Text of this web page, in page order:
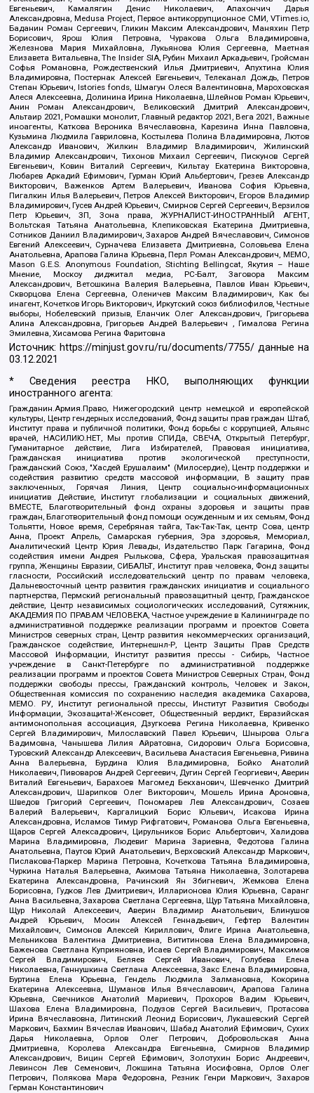
Евгеньевич, Камалягин Денис Николаевич, Апахончич Дарья
Александровна, Medusa Project, Первое антикоррупционное СМИ, VTimes.io,
Баданин Роман Сергеевич, Гликин Максим Александрович, Маняхин Петр
Борисович, Ярош Юлия Петровна, Чуракова Ольга Владимировна,
Железнова Мария Михайловна, Лукьянова Юлия Сергеевна, Маетная
Елизавета Витальевна, The Insider SIA, Рубин Михаил Аркадьевич, Гройсман
Софья Романовна, Рождественский Илья Дмитриевич, Апухтина Юлия
Владимировна, Постернак Алексей Евгеньевич, Телеканал Дождь, Петров
Степан Юрьевич, Istories fonds, Шмагун Олеся Валентиновна, Мароховская
Алеся Алексеевна, Долинина Ирина Николаевна, Шлейнов Роман Юрьевич,
Анин Роман Александрович, Великовский Дмитрий Александрович,
Альтаир 2021, Ромашки монолит, Главный редактор 2021, Вега 2021, Важные
иноагенты, Каткова Вероника Вячеславовна, Карезина Инна Павловна,
Кузьмина Людмила Гавриловна, Костылева Полина Владимировна, Лютов
Александр Иванович, Жилкин Владимир Владимирович, Жилинский
Владимир Александрович, Тихонов Михаил Сергеевич, Пискунов Сергей
Евгеньевич, Ковин Виталий Сергеевич, Кильтау Екатерина Викторовна,
Любарев Аркадий Ефимович, Гурман Юрий Альбертович, Грезев Александр
Викторович, Важенков Артем Валерьевич, Иванова София Юрьевна,
Пигалкин Илья Валерьевич, Петров Алексей Викторович, Егоров Владимир
Владимирович, Гусев Андрей Юрьевич, Смирнов Сергей Сергеевич, Верзилов
Петр Юрьевич, ЗП, Зона права, ЖУРНАЛИСТ-ИНОСТРАННЫЙ АГЕНТ,
Вольтская Татьяна Анатольевна, Клепиковская Екатерина Дмитриевна,
Сотников Даниил Владимирович, Захаров Андрей Вячеславович, Симонов
Евгений Алексеевич, Сурначева Елизавета Дмитриевна, Соловьева Елена
Анатольевна, Арапова Галина Юрьевна, Перл Роман Александрович, МЕМО,
Mason G.E.S. Anonymous Foundation, Stichting Bellingcat, Якутия – Наше
Мнение, Москоу диджитал медиа, РС-Балт, Заговора Максим
Александрович, Ветошкина Валерия Валерьевна, Павлов Иван Юрьевич,
Скворцова Елена Сергеевна, Оленичев Максим Владимирович, Как бы
инагент, Кочетков Игорь Викторович, Иркутский союз библиофилов, Честные
выборы, Нобелевский призыв, Еланчик Олег Александрович, Григорьева
Алина Александровна, Григорьев Андрей Валерьевич , Гималова Регина
Эмилевна, Хисамова Регина Фаритовна
Источник: https://minjust.gov.ru/ru/documents/7755/ данные на
03.12.2021
* Сведения реестра НКО, выполняющих функции
иностранного агента:
Гражданин.Армия.Право, Нижегородский центр немецкой и европейской
культуры, Центр гендерных исследований, Фонд защиты прав граждан Штаб,
Институт права и публичной политики, Фонд борьбы с коррупцией, Альянс
врачей, НАСИЛИЮ.НЕТ, Мы против СПИДа, СВЕЧА, Открытый Петербург,
Гуманитарное действие, Лига Избирателей, Правовая инициатива,
Гражданская инициатива против экологической преступности,
Гражданский Союз, "Хасдей Ерушалаим" (Милосердие), Центр поддержки и
содействия развитию средств массовой информации, В защиту прав
заключенных, Горячая Линия, Центр социально-информационных
инициатив Действие, Институт глобализации и социальных движений,
ВМЕСТЕ, Благотворительный фонд охраны здоровья и защиты прав
граждан, Благотворительный фонд помощи осужденным и их семьям, Фонд
Тольятти, Новое время, Серебряная тайга, Так-Так-Так, центр Сова, центр
Анна, Проект Апрель, Самарская губерния, Эра здоровья, Мемориал,
Аналитический Центр Юрия Левады, Издательство Парк Гагарина, Фонд
содействия имени Андрея Рылькова, Сфера, Уральская правозащитная
группа, Женщины Евразии, СИБАЛЬТ, Институт прав человека, Фонд защиты
гласности, Российский исследовательский центр по правам человека,
Дальневосточный центр развития гражданских инициатив и социального
партнерства, Пермский региональный правозащитный центр, Гражданское
действие, Центр независимых социологических исследований, Сутяжник,
АКАДЕМИЯ ПО ПРАВАМ ЧЕЛОВЕКА, Частное учреждение в Калининграде по
административной поддержке реализации программ и проектов Совета
Министров северных стран, Центр развития некоммерческих организаций,
Гражданское содействие, Интернешнл-Р, Центр Защиты Прав Средств
Массовой Информации, Институт развития прессы - Сибирь, Частное
учреждение в Санкт-Петербурге по административной поддержке
реализации программ и проектов Совета Министров Северных Стран, Фонд
поддержки свободы прессы, Гражданский контроль, Человек и Закон,
Общественная комиссия по сохранению наследия академика Сахарова,
МЕМО. РУ, Институт региональной прессы, Институт Развития Свободы
Информации, Экозащита!-Женсовет, Общественный вердикт, Евразийская
антимонопольная ассоциация, Дзугкоева Регина Николаевна, Кривенко
Сергей Владимирович, Милославский Павел Юрьевич, Шнырова Ольга
Вадимовна, Чанышева Лилия Айратовна, Сидорович Ольга Борисовна,
Туровский Александр Алексеевич, Васильева Анастасия Евгеньевна, Ривина
Анна Валерьевна, Бурдина Юлия Владимировна, Бойко Анатолий
Николаевич, Пивоваров Андрей Сергеевич, Дугин Сергей Георгиевич, Аверин
Виталий Евгеньевич, Барахоев Магомед Бекханович, Шевченко Дмитрий
Александрович, Шарипков Олег Викторович, Мошель Ирина Ароновна,
Шведов Григорий Сергеевич, Пономарев Лев Александрович, Созаев
Валерий Валерьевич, Каргалицкий Борис Юльевич, Исакова Ирина
Александровна, Исламов Тимур Рифгатович, Романова Ольга Евгеньевна,
Щаров Сергей Алексадрович, Цирульников Борис Альбертович, Халидова
Марина Владимировна, Людевиг Марина Зариевна, Федотова Галина
Анатольевна, Паутов Юрий Анатольевич, Верховский Александр Маркович,
Пислакова-Паркер Марина Петровна, Кочеткова Татьяна Владимировна,
Чуркина Наталья Валерьевна, Акимова Татьяна Николаевна, Золотарева
Екатерина Александровна, Рачинский Ян Збигневич, Жемкова Елена
Борисовна, Гудков Лев Дмитриевич, Илларионова Юлия Юрьевна, Саранг
Анна Васильевна, Захарова Светлана Сергеевна, Щур Татьяна Михайловна,
Щур Николай Алексеевич, Аверин Владимир Анатольевич, Блинушов
Андрей Юрьевич, Мосин Алексей Геннадьевич, Гефтер Валентин
Михайлович, Симонов Алексей Кириллович, Флиге Ирина Анатольевна,
Мельникова Валентина Дмитриевна, Вититинова Елена Владимировна,
Баженова Светлана Куприяновна, Исаев Сергей Владимирович, Максимов
Сергей Владимирович, Беляев Сергей Иванович, Голубева Елена
Николаевна, Ганнушкина Светлана Алексеевна, Закс Елена Владимировна,
Буртина Елена Юрьевна, Гендель Людмила Залмановна, Кокорина
Екатерина Алексеевна, Шуманов Илья Вячеславович, Арапова Галина
Юрьевна, Свечников Анатолий Мариевич, Прохоров Вадим Юрьевич,
Шахова Елена Владимировна, Подузов Сергей Васильевич, Протасова
Ирина Вячеславовна, Литинский Леонид Борисович, Лукашевский Сергей
Маркович, Бахмин Вячеслав Иванович, Шабад Анатолий Ефимович, Сухих
Дарья Николаевна, Орлов Олег Петрович, Добровольская Анна
Дмитриевна, Королева Александра Евгеньевна, Смирнов Владимир
Александрович, Вицин Сергей Ефимович, Золотухин Борис Андреевич,
Левинсон Лев Семенович, Локшина Татьяна Иосифовна, Орлов Олег
Петрович, Полякова Мара Федоровна, Резник Генри Маркович, Захаров
Герман Константинович